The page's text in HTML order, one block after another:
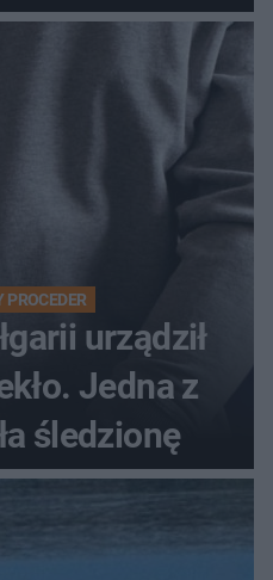
PROCEDER
urządził
Jedna z
śledzionę